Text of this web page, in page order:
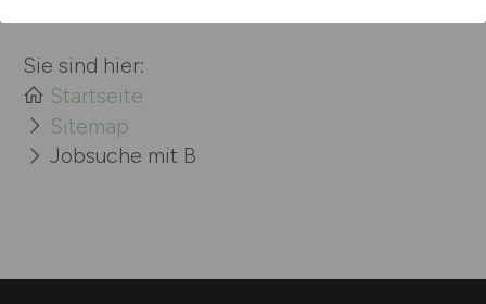
Sie sind hier:
Startseite
Sitemap
Jobsuche mit B